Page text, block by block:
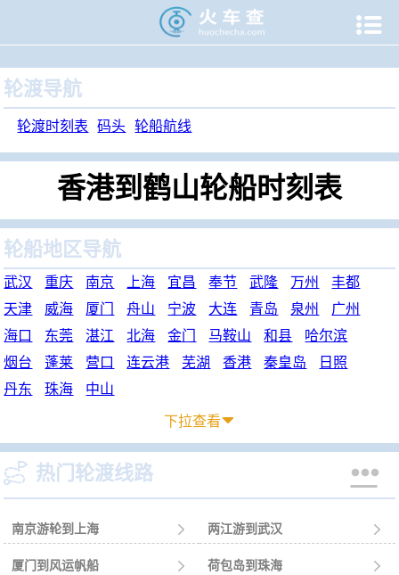

轮渡导航
轮渡时刻表 码头 轮船航线
香港到鹤山轮船时刻表
轮船地区导航
武汉 重庆 南京 上海 宜昌 奉节 武隆 万州
丰都
天津
威海 厦门 舟山 宁波 大连 青岛 泉州
广州
海口
东莞 湛江 北海 金门 马鞍山 和县
哈尔滨
烟台
蓬莱 营口 连云港 芜湖 香港 秦皇岛
日照
丹东
珠海 中山
下拉查看
 热门轮渡线路 
南京游轮到上海  两江游到武汉 
厦门到风运帆船  荷包岛到珠海 